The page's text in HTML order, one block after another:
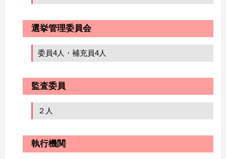
選挙管理委員会
委員4人・補充員4人
監査委員
２人
執行機関